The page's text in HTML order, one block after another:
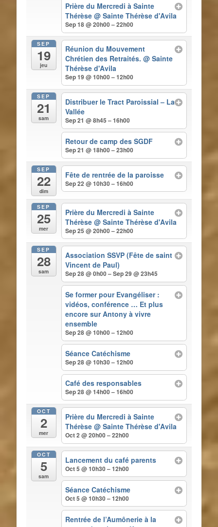
Prière du Mercredi à Sainte
Thérèse@ Sainte Thérèse d'Avila
Sep 18 @ 20h00 – 22h00
SEP
19
jeu
Réunion du Mouvement
Chrétien des Retraités.@ Sainte
Thérèse d'Avila
Sep 19 @ 10h00 – 12h00
SEP
21
sam
Distribuer le Tract Paroissial – La
Vallée
Sep 21 @ 8h45 – 16h00
Retour de camp des SGDF
Sep 21 @ 18h00 – 23h00
SEP
22
dim
Fête de rentrée de la paroisse
Sep 22 @ 10h30 – 16h00
SEP
25
mer
Prière du Mercredi à Sainte
Thérèse@ Sainte Thérèse d'Avila
Sep 25 @ 20h00 – 22h00
SEP
28
sam
Association SSVP (Fête de saint
Vincent de Paul)
Sep 28 @ 0h00 – Sep 29 @ 23h45
Se former pour Evangéliser :
vidéos, conférence … Et plus
encore sur Antony à vivre
ensemble
Sep 28 @ 10h00 – 12h00
Séance Catéchisme
Sep 28 @ 10h30 – 12h00
Café des responsables
Sep 28 @ 14h00 – 16h00
OCT
2
mer
Prière du Mercredi à Sainte
Thérèse@ Sainte Thérèse d'Avila
Oct 2 @ 20h00 – 22h00
OCT
5
sam
Lancement du café parents
Oct 5 @ 10h30 – 12h00
Séance Catéchisme
Oct 5 @ 10h30 – 12h00
Rentrée de l’Aumônerie à la